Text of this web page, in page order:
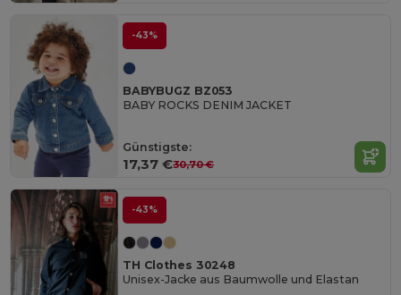
-43%
BABYBUGZ BZ053
BABY ROCKS DENIM JACKET
Günstigste:
17,37 €30,70 €
-43%
TH Clothes 30248
Unisex-Jacke aus Baumwolle und Elastan